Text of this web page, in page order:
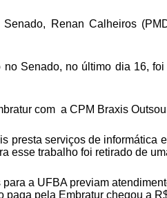
Renan Calheiros
no Senado, no último dia 16,
com a CPM Braxis
presta serviços de
esse trabalho foi retirado de
a UFBA previam
paga pela Embratur chegou a